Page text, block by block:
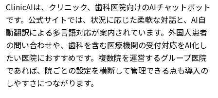
ClinicAIは、クリニック、歯科医院向けのAIチャットボット
です。公式サイトでは、状況に応じた柔軟な対話と、AI自
動翻訳による多言語対応が案内されています。外国人患者
の問い合わせや、歯科を含む医療機関の受付対応をAI化し
たい医院におすすめです。複数院を運営するグループ医院
であれば、院ごとの設定を横断して管理できる点も導入の
しやすさにつながります。